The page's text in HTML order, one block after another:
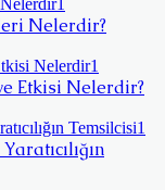
Nelerdir?
Etkisi Nelerdir?